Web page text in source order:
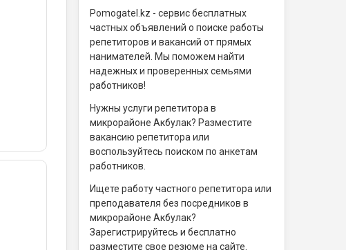
Pomogatel.kz - сервис бесплатных
частных объявлений о поиске работы
репетиторов и вакансий от прямых
нанимателей. Мы поможем найти
надежных и проверенных семьями
работников!
Нужны услуги репетитора в
микрорайоне Акбулак? Разместите
вакансию репетитора или
воспользуйтесь поиском по анкетам
работников.
Ищете работу частного репетитора или
преподавателя без посредников в
микрорайоне Акбулак?
Зарегистрируйтесь и бесплатно
разместите свое резюме на сайте.